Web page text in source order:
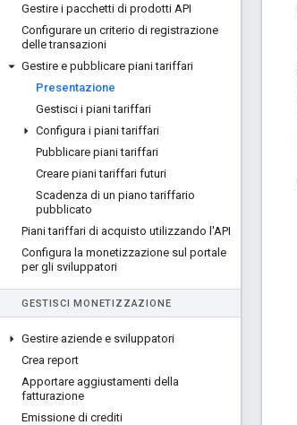
Gestire i pacchetti di prodotti API
Configurare un criterio di registrazione
delle transazioni
Gestire e pubblicare piani tariffari
Presentazione
Gestisci i piani tariffari
Configura i piani tariffari
Pubblicare piani tariffari
Creare piani tariffari futuri
Scadenza di un piano tariffario
pubblicato
Piani tariffari di acquisto utilizzando l'API
Configura la monetizzazione sul portale
per gli sviluppatori
GESTISCI MONETIZZAZIONE
Gestire aziende e sviluppatori
Crea report
Apportare aggiustamenti della
fatturazione
Emissione di crediti